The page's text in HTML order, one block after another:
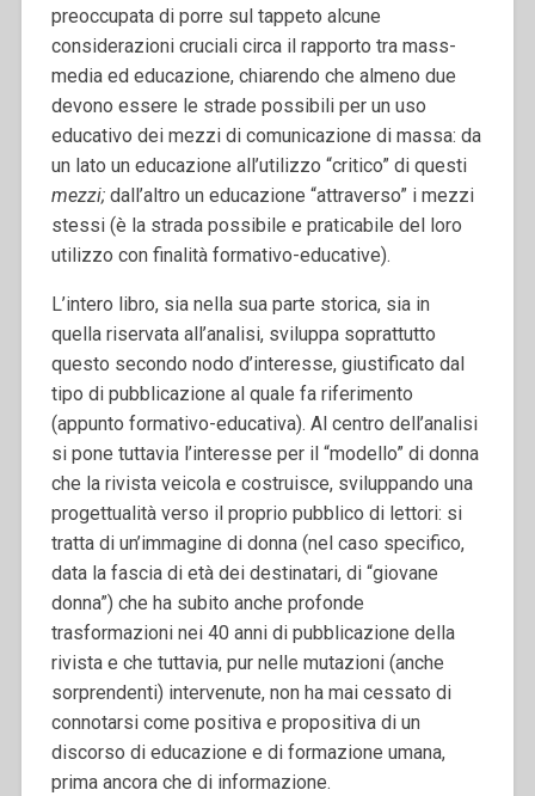
preoccupata di porre sul tappeto alcune
considerazioni cruciali circa il rapporto tra mass-
media ed educazione, chiarendo che almeno due
devono essere le strade possibili per un uso
educativo dei mezzi di comunicazione di massa: da
un lato un educazione all’utilizzo “critico” di questi
mezzi; dall’altro un educazione “attraverso” i mezzi
stessi (è la strada possibile e praticabile del loro
utilizzo con finalità formativo-educative).
L’intero libro, sia nella sua parte storica, sia in
quella riservata all’analisi, sviluppa soprattutto
questo secondo nodo d’interesse, giustificato dal
tipo di pubblicazione al quale fa riferimento
(appunto formativo-educativa). Al centro dell’analisi
si pone tuttavia l’interesse per il “modello” di donna
che la rivista veicola e costruisce, sviluppando una
progettualità verso il proprio pubblico di lettori: si
tratta di un’immagine di donna (nel caso specifico,
data la fascia di età dei destinatari, di “giovane
donna”) che ha subito anche profonde
trasformazioni nei 40 anni di pubblicazione della
rivista e che tuttavia, pur nelle mutazioni (anche
sorprendenti) intervenute, non ha mai cessato di
connotarsi come positiva e propositiva di un
discorso di educazione e di formazione umana,
prima ancora che di informazione.